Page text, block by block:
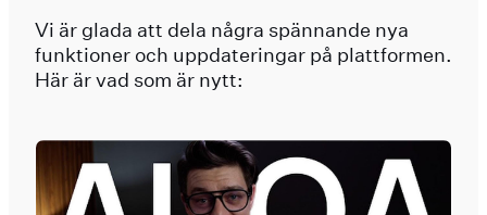
Vi är glada att dela några spännande nya
funktioner och uppdateringar på plattformen.
Här är vad som är nytt: